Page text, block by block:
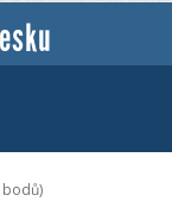
bodů)